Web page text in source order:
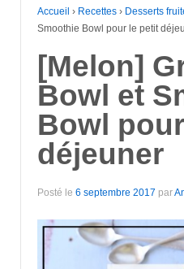
Accueil › Recettes › Desserts
Smoothie Bowl pour le petit
[Melon]
Bowl et
Bowl
déjeuner
Posté le 6 septembre 2017 par